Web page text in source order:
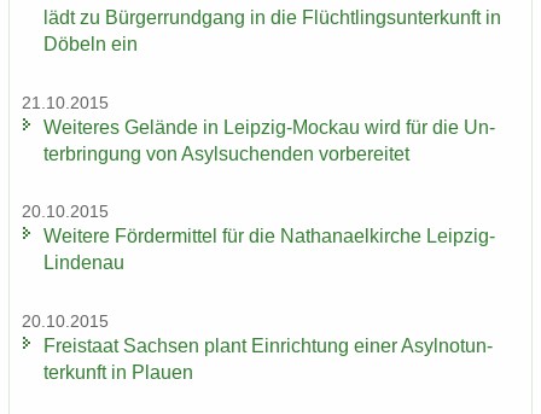
lädt zu Bür­ger­rund­gang in die Flücht­lings­un­ter­kunft in
Dö­beln ein
21.10.2015
Wei­te­res Ge­län­de in Leipzig-​Mockau wird für die Un­
ter­brin­gung von Asyl­su­chen­den vor­be­rei­tet
20.10.2015
Wei­te­re För­der­mit­tel für die Na­tha­nael­kir­che Leipzig-​
Lindenau
20.10.2015
Frei­staat Sach­sen plant Ein­rich­tung einer Asyl­not­un­
ter­kunft in Plau­en